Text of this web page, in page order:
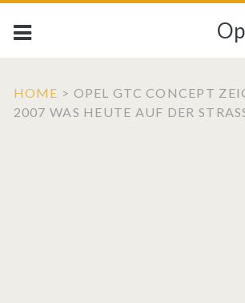
HOME > OPEL GTC CONCEPT
2007 WAS HEUTE AUF DER